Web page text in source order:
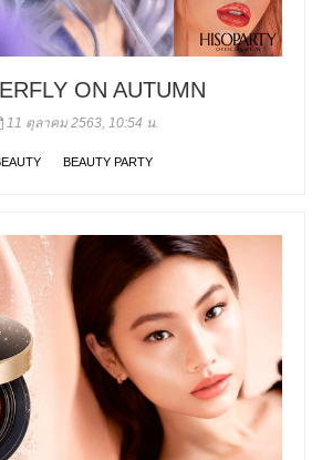
ON AUTUMN
11 ตุลาคม 2563, 10:54 น.
BEAUTY PARTY